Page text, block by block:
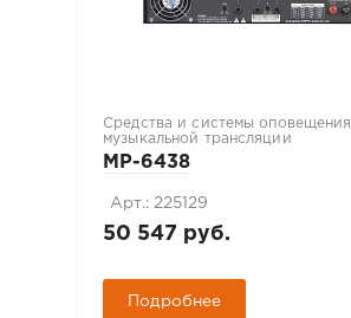
Средства и системы оповещения,
музыкальной трансляции
MP-6438
Арт.: 225129
50 547 руб.
Подробнее